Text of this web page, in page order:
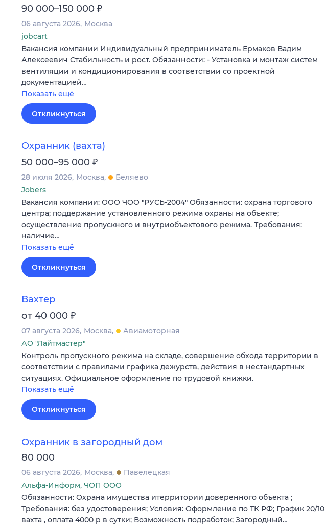
90 000–150 000 ₽
06 августа 2026 Москва
jobcart
Вакансия компании Индивидуальный предприниматель Ермаков Вадим
Алексеевич Стабильность и рост. Обязанности: - Установка и монтаж систем
вентиляции и кондиционирования в соответствии со проектной
документацией…
Показать ещё
Откликнуться
Охранник (вахта)
50 000–95 000 ₽
28 июля 2026 Москва
Беляево
Jobers
Вакансия компании: ООО ЧОО "РУСЬ-2004" Обязанности: охрана торгового
центра; поддержание установленного режима охраны на объекте;
осуществление пропускного и внутриобъектового режима. Требования:
наличие…
Показать ещё
Откликнуться
Вахтер
от 40 000 ₽
07 августа 2026 Москва
Авиамоторная
АО "Лайтмастер"
Контроль пропускного режима на складе, совершение обхода территории в
соответствии с правилами графика дежурств, действия в нестандартных
ситуациях. Официальное оформление по трудовой книжки.
Показать ещё
Откликнуться
Охранник в загородный дом
80 000
06 августа 2026 Москва
Павелецкая
Альфа-Информ, ЧОП ООО
Обязанности: Охрана имущества итерритории доверенного объекта ;
Требования: без удостоверения; Условия: Оформление по ТК РФ; График 20/10
вахта , оплата 4000 р в сутки; Возможность подработок; Загородный…